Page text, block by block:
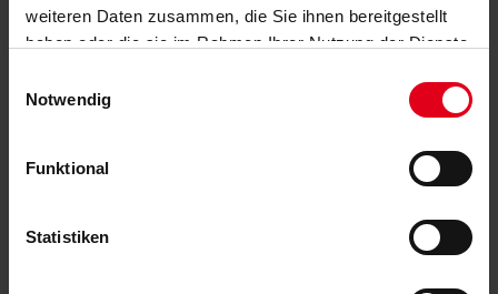
weiteren Daten zusammen, die Sie ihnen bereitgestellt
haben oder die sie im Rahmen Ihrer Nutzung der Dienste
Notwendig
Funktional
Statistiken